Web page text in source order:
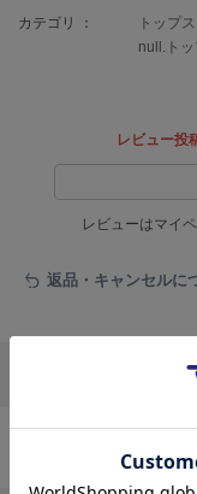
エイミー イストワール
ETRÉ TOKYO
カテゴリ ： トップス
null.トッ
レビュー投
レビューはマイ
返品・キャンセルに
トップスの人気ランキ